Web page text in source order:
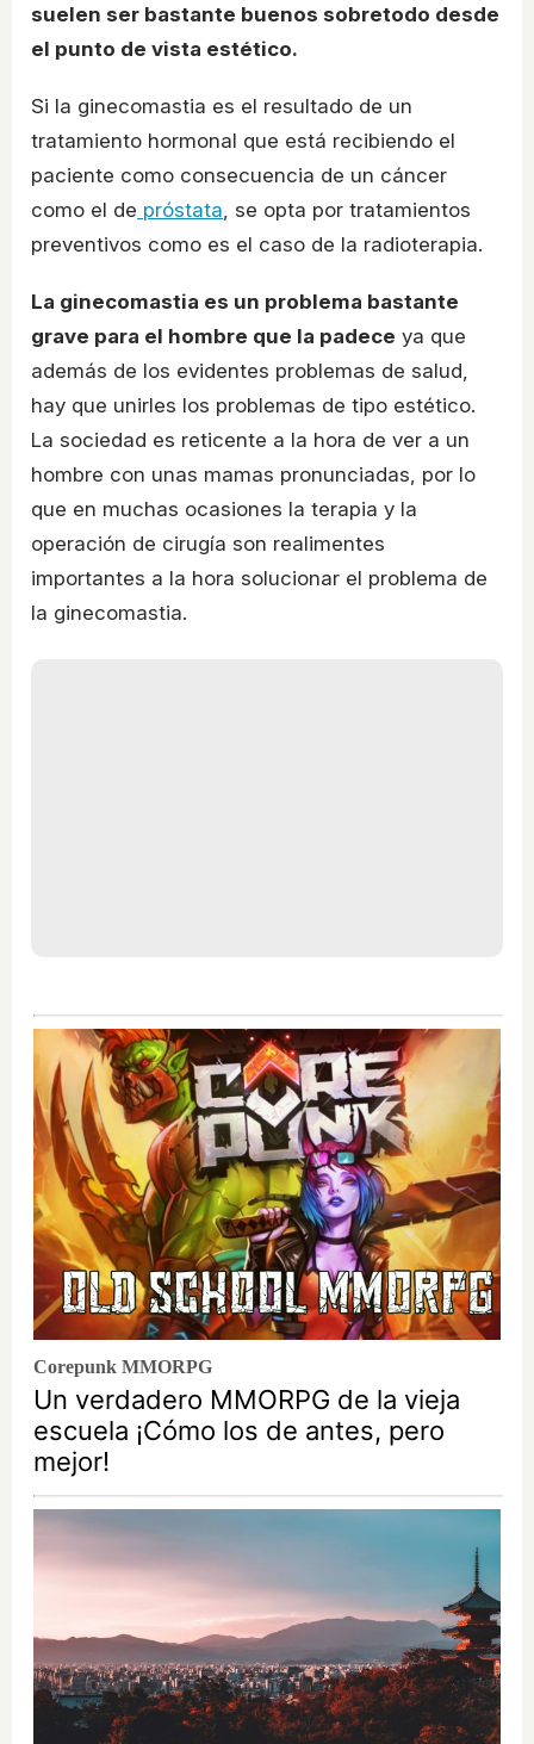
suelen ser bastante buenos sobretodo desde
el punto de vista estético.
Si la ginecomastia es el resultado de un
tratamiento hormonal que está recibiendo el
paciente como consecuencia de un cáncer
como el de próstata , se opta por tratamientos
preventivos como es el caso de la radioterapia.
La ginecomastia es un problema bastante
grave para el hombre que la padece ya que
además de los evidentes problemas de salud,
hay que unirles los problemas de tipo estético.
La sociedad es reticente a la hora de ver a un
hombre con unas mamas pronunciadas, por lo
que en muchas ocasiones la terapia y la
operación de cirugía son realimentes
importantes a la hora solucionar el problema de
la ginecomastia.
Corepunk MMORPG
Un verdadero MMORPG de la vieja
escuela ¡Cómo los de antes, pero
mejor!